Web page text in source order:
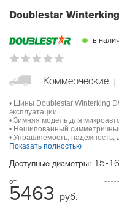
Doublestar
в
Коммерческие
• Шины Doublestar Winterking
эксплуатации.
• Зимняя модель для
• Нешипованный
• Управляемость, надежность,
Показать полностью
Доступные диаметры: 15-16
5463 руб.